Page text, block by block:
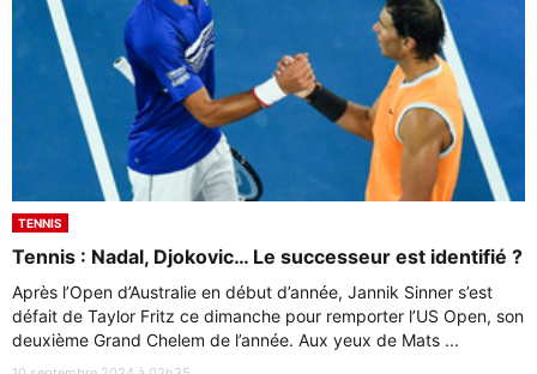
TENNIS
Tennis : Nadal, Djokovic… Le successeur est identifié ?
Après l’Open d’Australie en début d’année, Jannik Sinner s’est
défait de Taylor Fritz ce dimanche pour remporter l’US Open, son
deuxième Grand Chelem de l’année. Aux yeux de Mats ...